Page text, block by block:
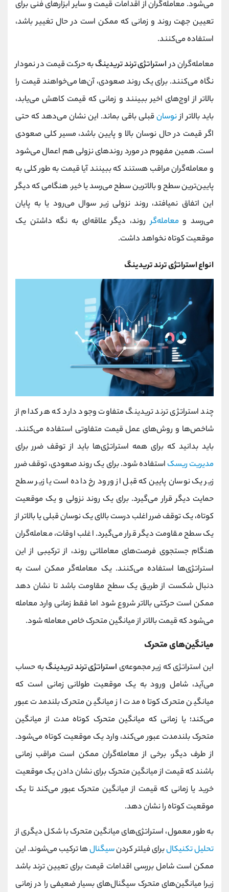
می‌شود. معامله‌گران از اقدامات قیمت و سایر ابزارهای فنی برای
تعیین جهت روند و زمانی که ممکن است در حال تغییر باشد،
استفاده می‌کنند.
معامله‌گران دراستراتژی ترند تریدینگبه حرکت قیمت در نمودار
نگاه می‌کنند. برای یک روند صعودی، آن‌ها می‌خواهند قیمت را
بالاتر از اوج‌های اخیر ببینند و زمانی که قیمت کاهش می‌یابد،
باید بالاتر ازنوسانقبلی باقی بماند. این نشان می‌دهد که حتی
اگر قیمت در حال نوسان بالا و پایین باشد، مسیر کلی صعودی
است. همین مفهوم در مورد روندهای نزولی هم اعمال می‌شود
و معامله‌گران مراقب هستند که ببینند آیا قیمت به طور کلی به
پایین‌ترین سطح و بالاترین سطح می‌رسد یا خیر. هنگامی که دیگر
این اتفاق نمیافتد، روند نزولی زیر سوال می‌رود یا به پایان
می‌رسد ومعامله‌گرروند، دیگر علاقه‌ای به نگه داشتن یک
موقعیت کوتاه نخواهد داشت.
انواع استراتژی ترند تریدینگ
چند استراتژی ترند تریدینگ متفاوت وجود دارد که هر کدام از
شاخص‌ها و روش‌های عمل قیمت متفاوتی استفاده می‌کنند.
باید بدانید که برای همه استراتژی‌ها باید از توقف ضرر برای
مدیریت ریسک استفاده شود. برای یک روند صعودی، توقف ضرر
زیر یک نوسان پایین که قبل از ورود رخ داده است یا زیر سطح
حمایت دیگر قرار می‌گیرد. برای یک روند نزولی و یک موقعیت
کوتاه، یک توقف ضرر اغلب درست بالای یک نوسان قبلی یا بالاتر از
یک سطح مقاومت دیگر قرار می‌گیرد. اغلب اوقات، معامله‌گران
هنگام جستجوی فرصت‌های معاملاتی روند، از ترکیبی از این
استراتژی‌ها استفاده می‌کنند. یک معامله‌گر ممکن است به
دنبال شکست از طریق یک سطح مقاومت باشد تا نشان دهد
ممکن است حرکتی بالاتر شروع شود اما فقط زمانی وارد معامله
می‌شود که قیمت بالاتر از میانگین متحرک خاص معامله شود.
میانگین‌های متحرک
این استراتژی که زیر مجموعه‎‌ی استراتژی ترند تریدینگبه حساب
می‌آید، شامل ورود به یک موقعیت طولانی زمانی است که
میانگین متحرک کوتاه مدت از میانگین متحرک بلندمدت عبور
می‌کند؛ یا زمانی که میانگین متحرک کوتاه مدت از میانگین
متحرک بلندمدت عبور می‌کند، وارد یک موقعیت کوتاه می‌شود.
از طرف دیگر، برخی از معامله‌گران ممکن است مراقب زمانی
باشند که قیمت از میانگین متحرک برای نشان دادن یک موقعیت
خرید یا زمانی که قیمت از میانگین متحرک عبور می‌کند تا یک
موقعیت کوتاه را نشان دهد.
به طور معمول، استراتژی‌های میانگین متحرک با شکل دیگری از
تحلیل تکنیکالبرای فیلتر کردنسیگنال‌ها ترکیب می‌شوند. این
ممکن است شامل بررسی اقدامات قیمت برای تعیین ترند باشد
زیرا میانگین‌های متحرک سیگنال‌های بسیار ضعیفی را در زمانی